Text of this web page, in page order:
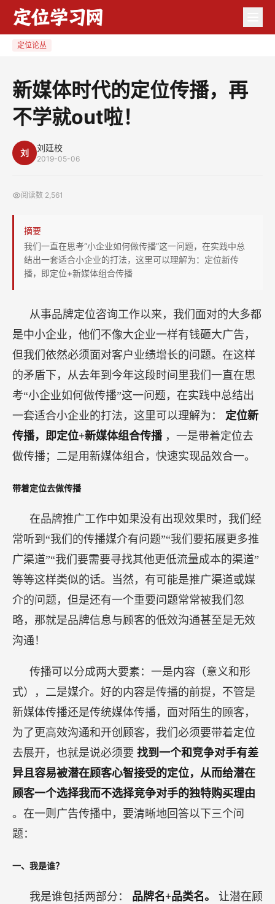
播，
定位论丛
新媒体时代的定位传播，再
不学就out啦！
刘 刘廷校
2019-05-06
阅读数 2,561
摘要
我们一直在思考“小企业如何做传播”这一问题，在实践中总
结出一套适合小企业的打法，这里可以理解为：定位新传
播，即定位+新媒体组合传播
从事品牌定位咨询工作以来，我们面对的大多都
是中小企业，他们不像大企业一样有钱砸大广告，
但我们依然必须面对客户业绩增长的问题。在这样
的矛盾下，从去年到今年这段时间里我们一直在思
考“小企业如何做传播”这一问题，在实践中总结出
一套适合小企业的打法，这里可以理解为： 定位新
传播，即定位+新媒体组合传播 ，一是带着定位去
做传播；二是用新媒体组合，快速实现品效合一。
带着定位去做传播
在品牌推广工作中如果没有出现效果时，我们经
常听到“我们的传播媒介有问题”“我们要拓展更多推
广渠道”“我们要需要寻找其他更低流量成本的渠道”
等等这样类似的话。当然，有可能是推广渠道或媒
介的问题，但是还有一个重要问题常常被我们忽
略，那就是品牌信息与顾客的低效沟通甚至是无效
沟通！
传播可以分成两大要素：一是内容（意义和形
式），二是媒介。好的内容是传播的前提，不管是
新媒体传播还是传统媒体传播，面对陌生的顾客，
为了更高效沟通和开创顾客，我们必须要带着定位
去展开，也就是说必须要 找到一个和竞争对手有差
异且容易被潜在顾客心智接受的定位，从而给潜在
顾客一个选择我而不选择竞争对手的独特购买理由
。在一则广告传播中，要清晰地回答以下三个问
题：
一、我是谁？
我是谁包括两部分： 品牌名+品类名。 让潜在顾